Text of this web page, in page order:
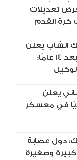
تعديلات
كرة القدم
الشاب يعلن
رحيله عن الزمالك بعد 14 عامًا:
يعلن
في معسكر
دول عصابة
وصغيرة